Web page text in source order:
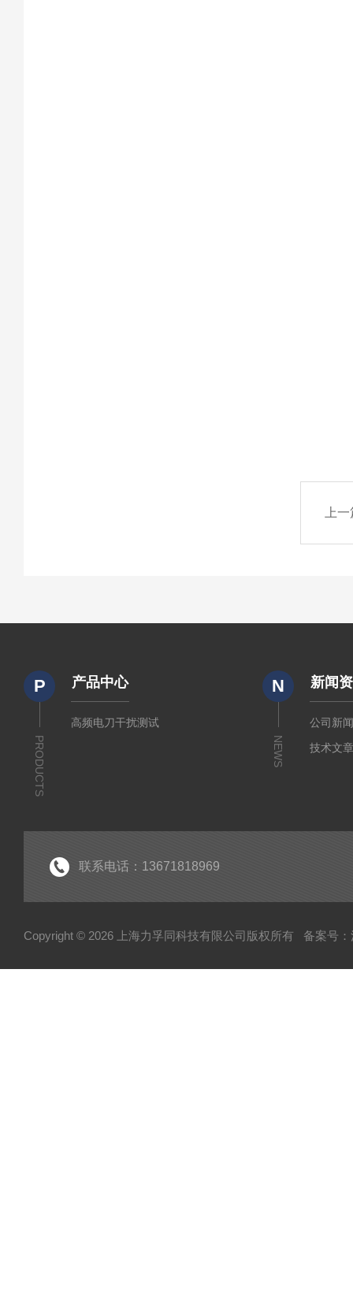
上
P
PRODUCTS
产品中心
高频电刀干扰测试
N
NEWS
新闻
公司新
技术文
联系电话：13671818969
Copyright © 2026 上海力孚同科技有限公司版权所有 备案号：